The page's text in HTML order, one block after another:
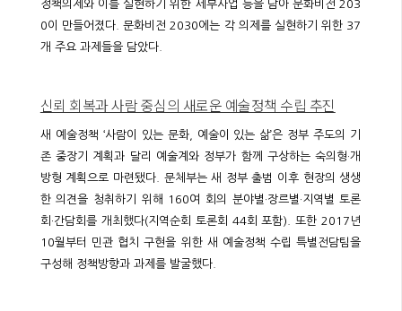
정책의제와 이를 실현하기 위한 세부사업 등을 담아 문화비전 203
0이 만들어졌다. 문화비전 2030에는 각 의제를 실현하기 위한 37
개 주요 과제들을 담았다.
신뢰 회복과 사람 중심의 새로운 예술정책 수립 추진
새 예술정책 ‘사람이 있는 문화, 예술이 있는 삶’은 정부 주도의 기
존 중장기 계획과 달리 예술계와 정부가 함께 구상하는 숙의형·개
방형 계획으로 마련됐다. 문체부는 새 정부 출범 이후 현장의 생생
한 의견을 청취하기 위해 160여 회의 분야별·장르별·지역별 토론
회·간담회를 개최했다(지역순회 토론회 44회 포함). 또한 2017년
10월부터 민관 협치 구현을 위한 새 예술정책 수립 특별전담팀을
구성해 정책방향과 과제를 발굴했다.